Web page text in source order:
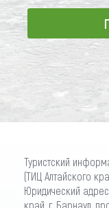
Туристский
(ТИЦ Алтайского
Юридический
край, г. Барнаул,